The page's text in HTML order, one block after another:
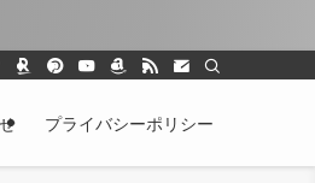
プライバシーポリシー